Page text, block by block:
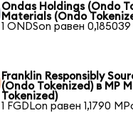
Ondas Holdings (Ondo
Materials (Ondo
1 ONDSon равен
Franklin Responsibly
(Ondo Tokenized) в MP
Tokenized)
1 FGDLon равен 1,1790